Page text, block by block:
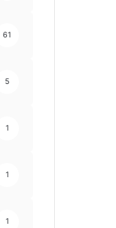
61
5
1
1
1